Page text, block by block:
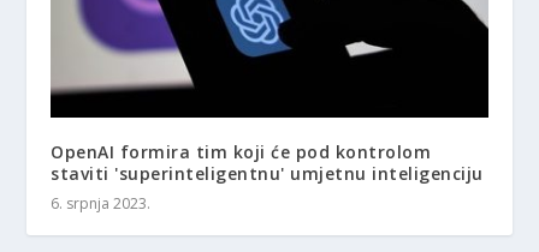
OpenAI formira tim koji će pod kontrolom
staviti 'superinteligentnu' umjetnu inteligenciju
6. srpnja 2023.